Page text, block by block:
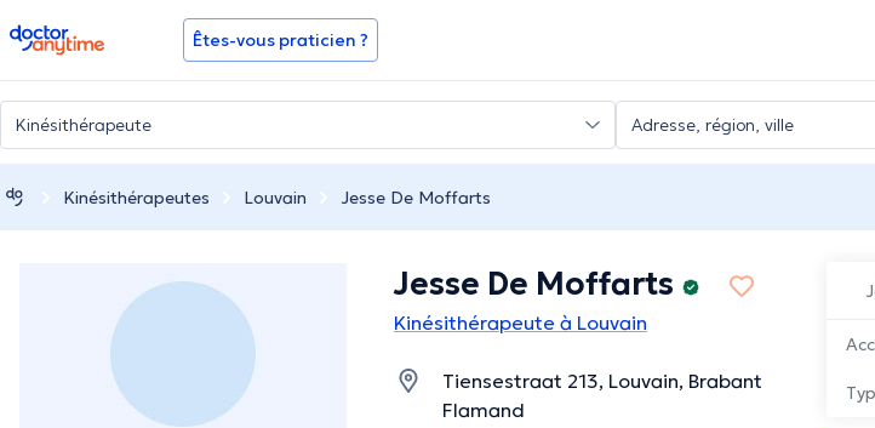
doctoranytime Êtes-vous praticien ?
Kinésithérapeutes Louvain Jesse De Moffarts
Jesse De Moffarts
Kinésithérapeute à Louvain
Tiensestraat 213, Louvain, Brabant
Flamand